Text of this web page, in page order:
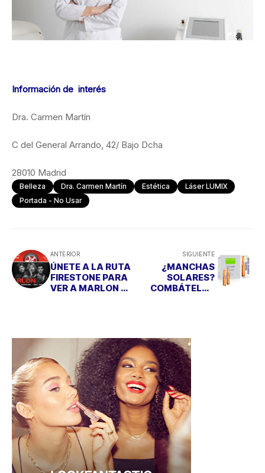
Información de interés
Dra. Carmen Martín
C del General Arrando, 42/ Bajo Dcha
28010 Madrid
Belleza Dra. Carmen Martín Estética
Láser LUMIX
Portada - No Usar
ANTERIOR
ÚNETE A LA RUTA
FIRESTONE PARA
VER A MARLON EN
SIGUIENTE
¿MANCHAS
SOLARES?
COMBÁTELAS